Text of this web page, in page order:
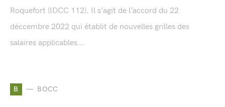
Roquefort (IDCC 112). Il s’agit de l’accord du 22
déccembre 2022 qui établit de nouvelles grilles des
salaires applicables...
B BOCC